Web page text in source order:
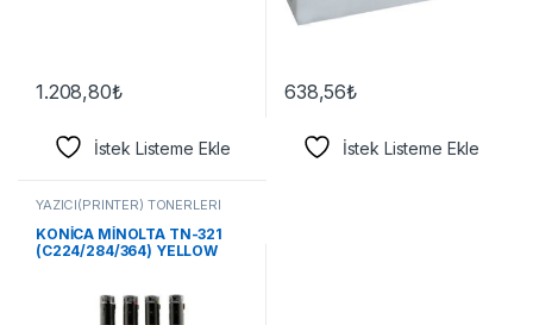
1.208,80₺
İstek Listeme Ekle
638,56₺
İstek Listeme Ekle
YAZICI(PRİNTER) TONERLERİ
KONİCA MİNOLTA TN-321
(C224/284/364) YELLOW